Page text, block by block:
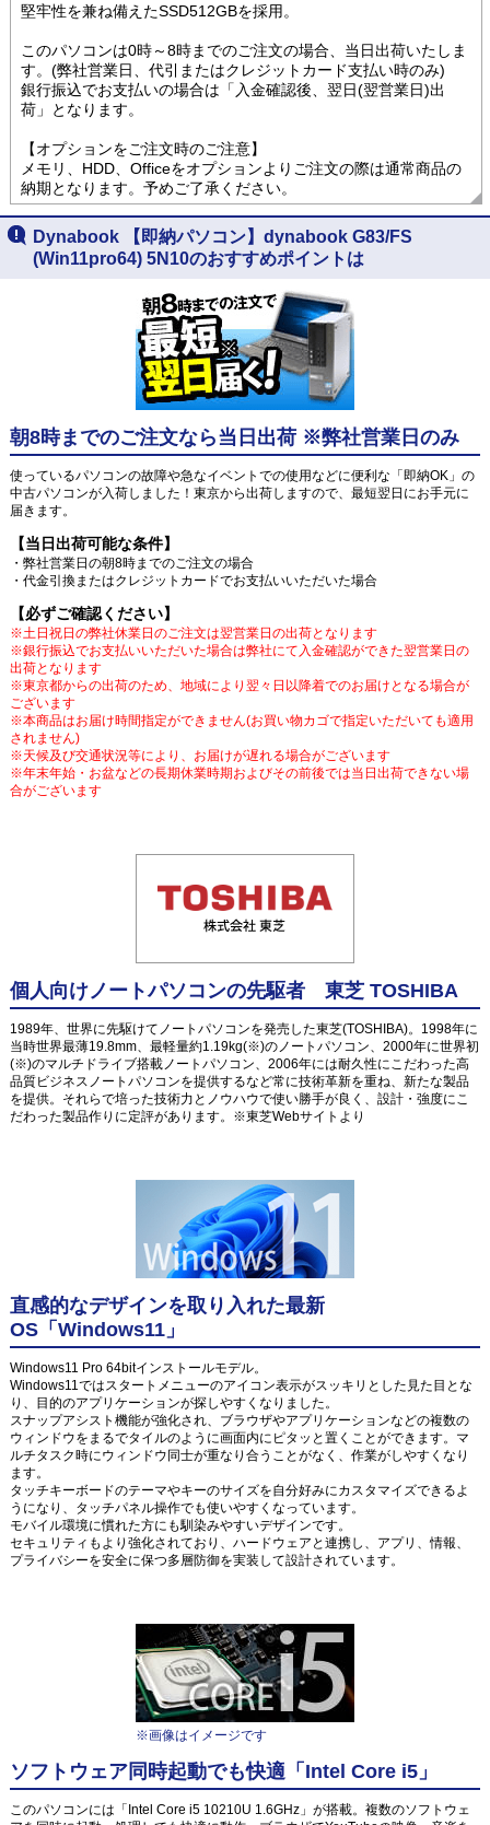
堅牢性を兼ね備えたSSD512GBを採用。
このパソコンは0時～8時までのご注文の場合、当日出荷いたしま
す。(弊社営業日、代引またはクレジットカード支払い時のみ)
銀行振込でお支払いの場合は「入金確認後、翌日(翌営業日)出
荷」となります。
【オプションをご注文時のご注意】
メモリ、HDD、Officeをオプションよりご注文の際は通常商品の
納期となります。予めご了承ください。
Dynabook 【即納パソコン】dynabook G83/FS
(Win11pro64) 5N10のおすすめポイントは
朝8時までのご注文なら当日出荷 ※弊社営業日のみ
使っているパソコンの故障や急なイベントでの使用などに便利な「即納OK」の
中古パソコンが入荷しました！東京から出荷しますので、最短翌日にお手元に
届きます。
【当日出荷可能な条件】
・弊社営業日の朝8時までのご注文の場合
・代金引換またはクレジットカードでお支払いいただいた場合
【必ずご確認ください】
※土日祝日の弊社休業日のご注文は翌営業日の出荷となります
※銀行振込でお支払いいただいた場合は弊社にて入金確認ができた翌営業日の
出荷となります
※東京都からの出荷のため、地域により翌々日以降着でのお届けとなる場合が
ございます
※本商品はお届け時間指定ができません(お買い物カゴで指定いただいても適用
されません)
※天候及び交通状況等により、お届けが遅れる場合がございます
※年末年始・お盆などの長期休業時期およびその前後では当日出荷できない場
合がございます
個人向けノートパソコンの先駆者 東芝 TOSHIBA
1989年、世界に先駆けてノートパソコンを発売した東芝(TOSHIBA)。1998年に
当時世界最薄19.8mm、最軽量約1.19kg(※)のノートパソコン、2000年に世界初
(※)のマルチドライブ搭載ノートパソコン、2006年には耐久性にこだわった高
品質ビジネスノートパソコンを提供するなど常に技術革新を重ね、新たな製品
を提供。それらで培った技術力とノウハウで使い勝手が良く、設計・強度にこ
だわった製品作りに定評があります。※東芝Webサイトより
直感的なデザインを取り入れた最新
OS「Windows11」
Windows11 Pro 64bitインストールモデル。
Windows11ではスタートメニューのアイコン表示がスッキリとした見た目とな
り、目的のアプリケーションが探しやすくなりました。
スナップアシスト機能が強化され、ブラウザやアプリケーションなどの複数の
ウィンドウをまるでタイルのように画面内にピタッと置くことができます。マ
ルチタスク時にウィンドウ同士が重なり合うことがなく、作業がしやすくなり
ます。
タッチキーボードのテーマやキーのサイズを自分好みにカスタマイズできるよ
うになり、タッチパネル操作でも使いやすくなっています。
モバイル環境に慣れた方にも馴染みやすいデザインです。
セキュリティもより強化されており、ハードウェアと連携し、アプリ、情報、
プライバシーを安全に保つ多層防御を実装して設計されています。
※画像はイメージです
ソフトウェア同時起動でも快適「Intel Core i5」
このパソコンには「Intel Core i5 10210U 1.6GHz」が搭載。複数のソフトウェ